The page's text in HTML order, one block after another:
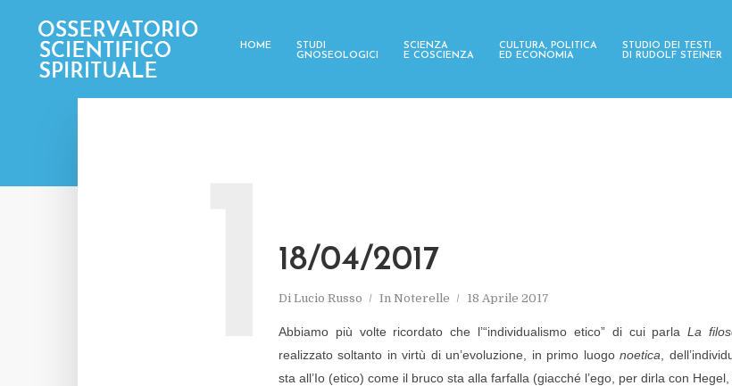
HOME
STUDI
GNOSEOLOGICI
SCIENZA
E COSCIENZA
CULTURA, POLITICA
ED ECONOMIA
STUDIO DEI TESTI
DI RUDOLF STEINER
18/04/2017
Di Lucio Russo In Noterelle 18 Aprile 2017
Abbiamo più volte ricordato che l’“individualismo etico” di cui parlaLa
realizzato soltanto in virtù di un’evoluzione, in primo luogonoetica ,
sta all’Io (etico) come il bruco sta alla farfalla (giacché l’ego, per dirla con Hegel,